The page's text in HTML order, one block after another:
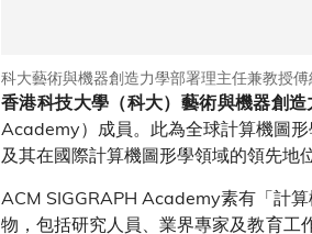
科大藝術與機器創造力學部署理主任兼教授
香港科技大學（科大）藝術與機器創
Academy）成員。此為全球計算機圖
及其在國際計算機圖形學領域的領先地位
ACM SIGGRAPH Academy素有「計
物，包括研究人員、業界專家及教育工